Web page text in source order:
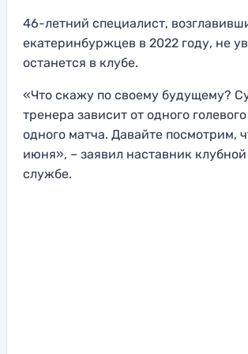
46-летний специалист,
екатеринбуржцев в 2022 году, не
останется в клубе.
«Что скажу по своему будущему?
тренера зависит от одного
одного матча. Давайте посмотрим,
июня», – заявил наставник
службе.